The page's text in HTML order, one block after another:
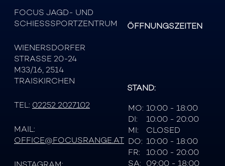
FOCUS JAGD- UND
SCHIESSSPORTZENTRUM
WIENERSDORFER
STRASSE 20-24
M33/16, 2514
TRAISKIRCHEN
TEL: 02252 2027102
MAIL:
OFFICE@FOCUSRANGE.AT
ÖFFNUNGSZEITEN
STAND:
MO: 10:00 - 18:00
DI:
10:00 - 20:00
MI:
CLOSED
DO: 10:00 - 18:00
FR:
10:00 - 20:00
SA: 09:00 - 18:00